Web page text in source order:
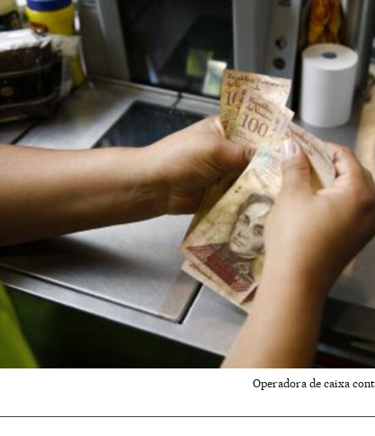
Operadora de caixa